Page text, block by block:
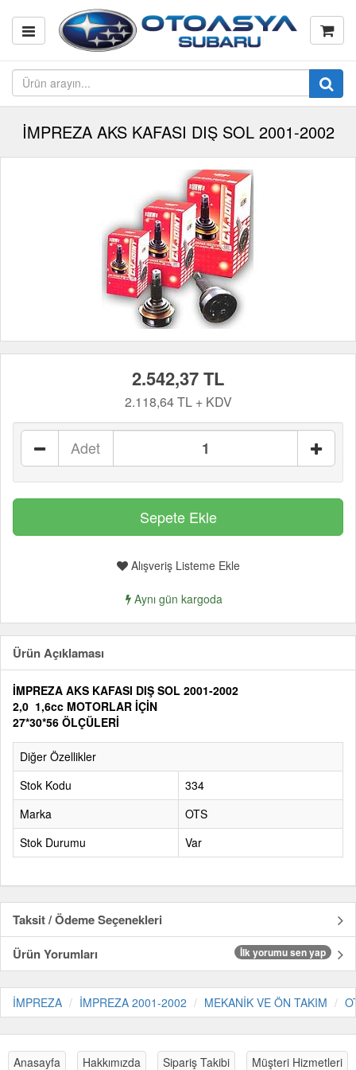
İMPREZA AKS KAFASI DIŞ SOL 2001-2002
2.542,37 TL
2.118,64 TL + KDV
Adet
Alışveriş Listeme Ekle
Aynı gün kargoda
Ürün Açıklaması
İMPREZA AKS KAFASI DIŞ SOL 2001-2002
2,0 1,6cc MOTORLAR İÇİN
27*30*56 ÖLÇÜLERİ
Diğer Özellikler
Stok Kodu
334
Marka
OTS
Stok Durumu
Var
Taksit / Ödeme Seçenekleri
Ürün Yorumları
İlk yorumu sen yap
İMPREZA İMPREZA 2001-2002 MEKANİK VE ÖN TAKIM
Anasayfa Hakkımızda Sipariş Takibi Müşteri Hizmetleri